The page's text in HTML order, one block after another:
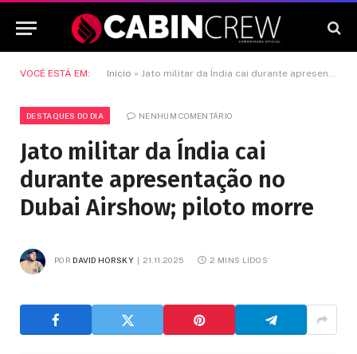
VOCÊ ESTÁ EM: Início » Jato militar da Índia cai durante apresentação no Dubai Airshow; piloto morre
DESTAQUES DO DIA NENHUM COMENTÁRIO
Jato militar da Índia cai
durante apresentação no
Dubai Airshow; piloto morre
POR DAVID HORSKY 21.11.2025 2 MINS LIDOS